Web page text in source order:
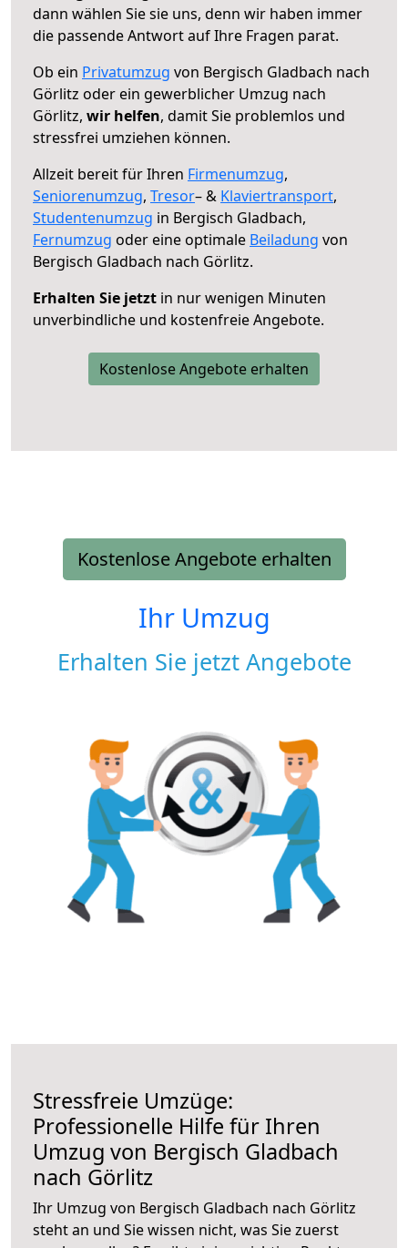
dann wählen Sie sie uns, denn wir haben immer
die passende Antwort auf Ihre Fragen parat.
Ob ein Privatumzug von Bergisch Gladbach nach
Görlitz oder ein gewerblicher Umzug nach
Görlitz, wir helfen, damit Sie problemlos und
stressfrei umziehen können.
Allzeit bereit für Ihren Firmenumzug,
Seniorenumzug, Tresor– & Klaviertransport,
Studentenumzug in Bergisch Gladbach,
Fernumzug oder eine optimale Beiladung von
Bergisch Gladbach nach Görlitz.
Erhalten Sie jetzt in nur wenigen Minuten
unverbindliche und kostenfreie Angebote.
Kostenlose Angebote erhalten
Kostenlose Angebote erhalten
Ihr Umzug
Erhalten Sie jetzt Angebote
Stressfreie Umzüge:
Professionelle Hilfe für Ihren
Umzug von Bergisch Gladbach
nach Görlitz
Ihr Umzug von Bergisch Gladbach nach Görlitz
steht an und Sie wissen nicht, was Sie zuerst